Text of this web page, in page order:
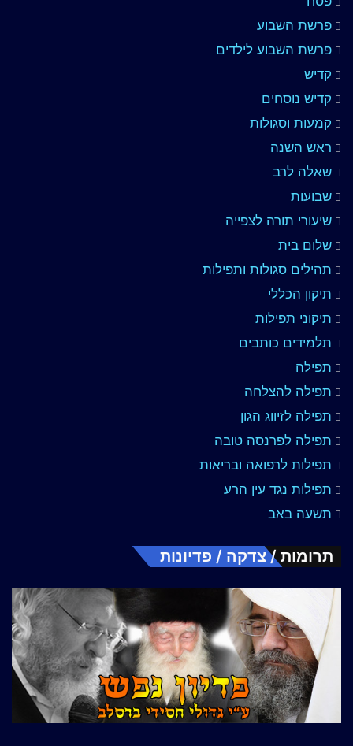
פרשת השבוע
פרשת השבוע לילדים
קדיש
קדיש נוסחים
קמעות וסגולות
ראש השנה
שאלה לרב
שבועות
שיעורי תורה לצפייה
שלום בית
תהילים סגולות ותפילות
תיקון הכללי
תיקוני תפילות
תלמידים כותבים
תפילה
תפילה להצלחה
תפילה לזיווג הגון
תפילה לפרנסה טובה
תפילות לרפואה ובריאות
תפילות נגד עין הרע
תשעה באב
תרומות / צדקה / פדיונות